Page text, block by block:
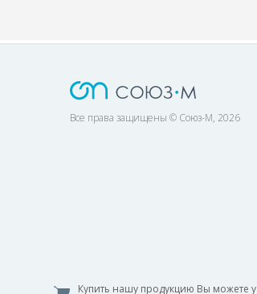
Все права защищены © Союз-М, 2026
Купить нашу продукцию Вы можете у